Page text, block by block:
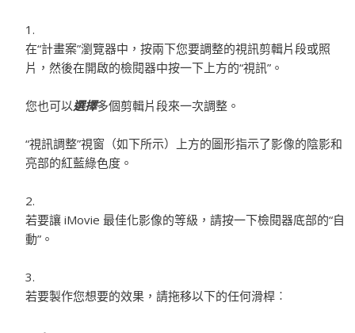
在“計畫案”瀏覽器中，按兩下您要調整的視訊剪輯片段或照
片，然後在開啟的檢閱器中按一下上方的“視訊”。
您也可以選擇多個剪輯片段來一次調整。
“視訊調整”視窗（如下所示）上方的圖形指示了影像的陰影和
亮部的紅藍綠色度。
若要讓 iMovie 最佳化影像的等級，請按一下檢閱器底部的“自
動”。
若要製作您想要的效果，請拖移以下的任何滑桿︰